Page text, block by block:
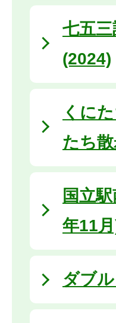
七五
(2024)
くに
たち
国立
年11
ダブ